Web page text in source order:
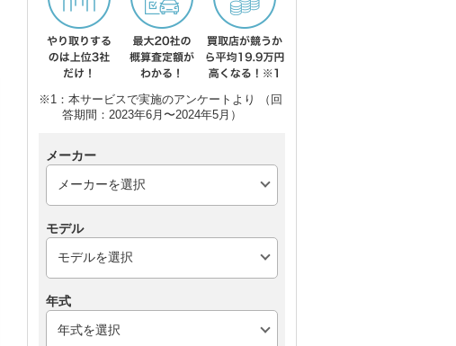
※1：本サービスで実施のアンケートより （回
答期間：2023年6月〜2024年5月）
メーカー
モデル
年式